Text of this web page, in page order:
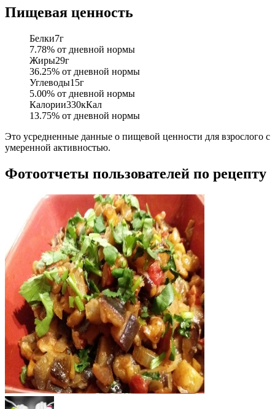
Пищевая ценность
Белки7г
7.78% от дневной нормы
Жиры29г
36.25% от дневной нормы
Углеводы15г
5.00% от дневной нормы
Калории330кКал
13.75% от дневной нормы
Это усредненные данные о пищевой ценности для взрослого с
умеренной активностью.
Фотоотчеты пользователей по рецепту